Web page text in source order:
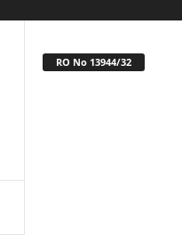
RO No 13944/32